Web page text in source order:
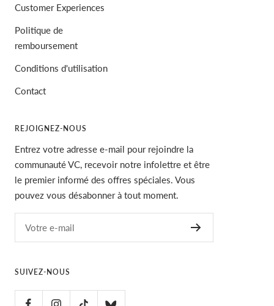
Customer Experiences
Politique de
remboursement
Conditions d'utilisation
Contact
REJOIGNEZ-NOUS
Entrez votre adresse e-mail pour rejoindre la
communauté VC, recevoir notre infolettre et être
le premier informé des offres spéciales. Vous
pouvez vous désabonner à tout moment.
Votre e-mail
SUIVEZ-NOUS